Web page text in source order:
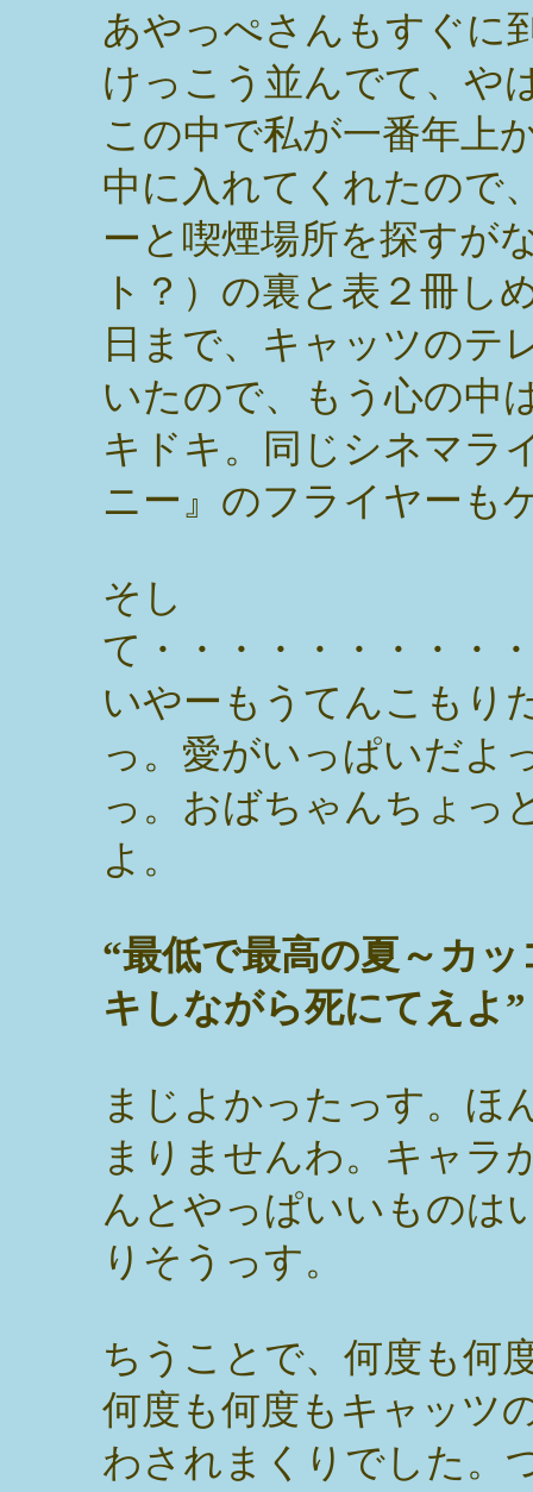
あやっぺさんもすぐに
けっこう並んでて、や
この中で私が一番年上
中に入れてくれたので
ーと喫煙場所を探すが
ト？）の裏と表２冊し
日まで、キャッツのテ
いたので、もう心の中
キドキ。同じシネマラ
ニー』のフライヤーも
そし
て・・・・・・・・・
いやーもうてんこもり
っ。愛がいっぱいだよ
っ。おばちゃんちょっ
よ。
“最低で最高の夏～カ
キしながら死にてえよ”
まじよかったっす。ほ
まりませんわ。キャラ
んとやっぱいいものは
りそうっす。
ちうことで、何度も何
何度も何度もキャッツ
わされまくりでした。